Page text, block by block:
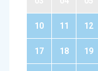
10 11 12
17 18 19